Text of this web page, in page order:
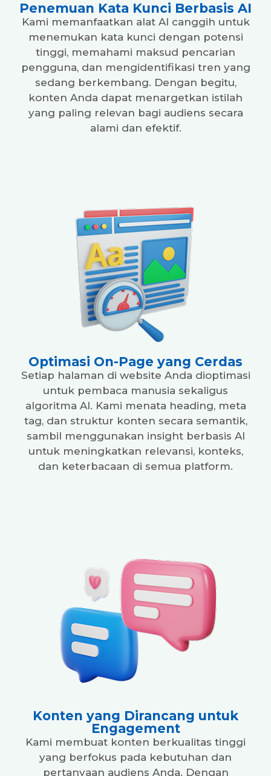
Penemuan Kata Kunci Berbasis AI
Kami memanfaatkan alat AI canggih untuk
menemukan kata kunci dengan potensi
tinggi, memahami maksud pencarian
pengguna, dan mengidentifikasi tren yang
sedang berkembang. Dengan begitu,
konten Anda dapat menargetkan istilah
yang paling relevan bagi audiens secara
alami dan efektif.
Optimasi On-Page yang Cerdas
Setiap halaman di website Anda dioptimasi
untuk pembaca manusia sekaligus
algoritma AI. Kami menata heading, meta
tag, dan struktur konten secara semantik,
sambil menggunakan insight berbasis AI
untuk meningkatkan relevansi, konteks,
dan keterbacaan di semua platform.
Konten yang Dirancang untuk
Engagement
Kami membuat konten berkualitas tinggi
yang berfokus pada kebutuhan dan
pertanyaan audiens Anda. Dengan